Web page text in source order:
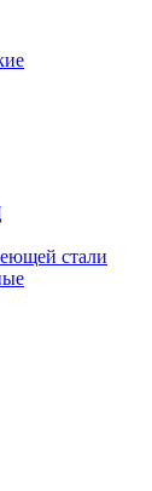
стали